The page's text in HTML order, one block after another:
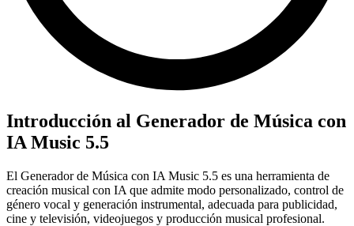
Introducción al Generador de Música con
IA Music 5.5
El Generador de Música con IA Music 5.5 es una herramienta de
creación musical con IA que admite modo personalizado, control de
género vocal y generación instrumental, adecuada para publicidad,
cine y televisión, videojuegos y producción musical profesional.